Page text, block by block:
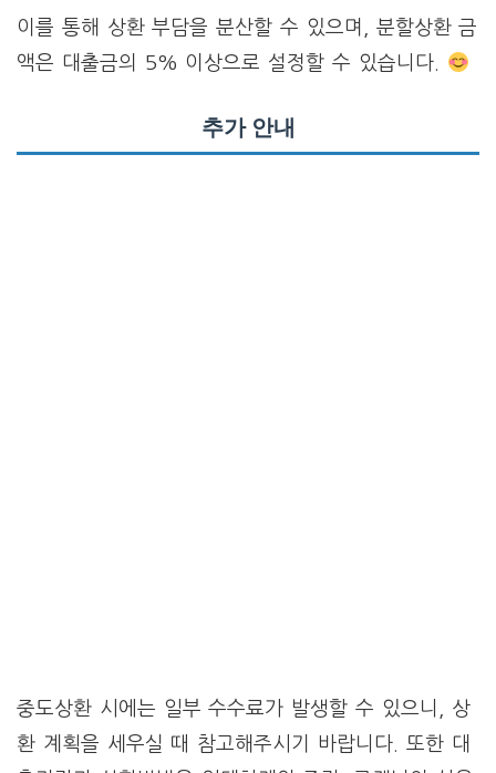
이를 통해 상환 부담을 분산할 수 있으며, 분할상환 금
액은 대출금의 5% 이상으로 설정할 수 있습니다.
추가 안내
중도상환 시에는 일부 수수료가 발생할 수 있으니, 상
환 계획을 세우실 때 참고해주시기 바랍니다. 또한 대